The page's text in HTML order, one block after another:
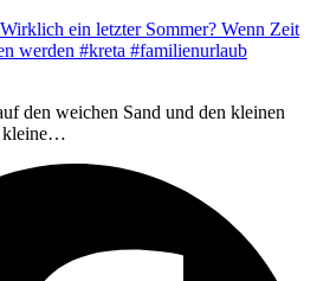
ein letzter Sommer? Wenn Zeit
werden #kreta #familienurlaub
den weichen Sand und den kleinen
kleine…